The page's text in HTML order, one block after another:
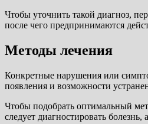
Чтобы уточнить такой диагноз,
после чего предпринимаются
Методы лечения
Конкретные нарушения или
появления и возможности
Чтобы подобрать оптимальный
следует диагностировать